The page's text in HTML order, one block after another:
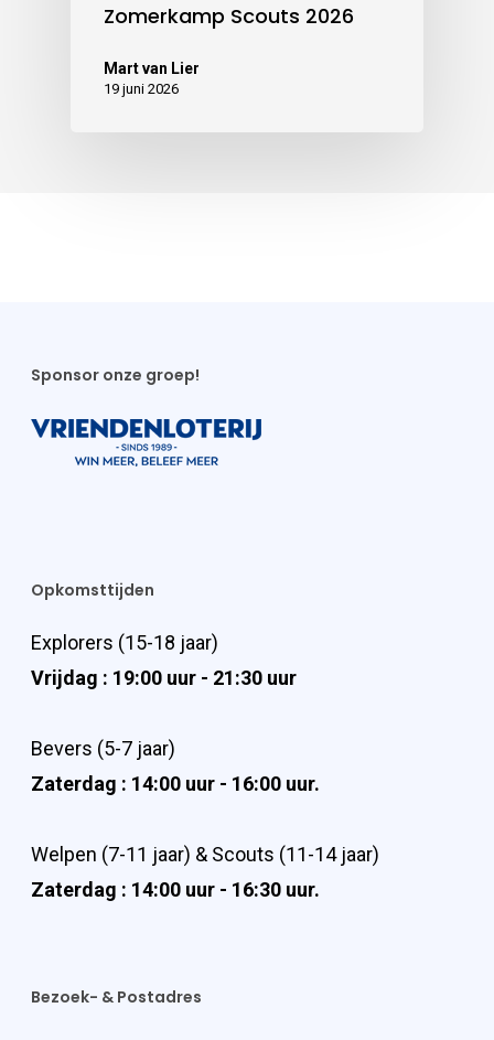
Zomerkamp Scouts 2026
Mart van Lier
19 juni 2026
Sponsor onze groep!
Opkomsttijden
Explorers (15-18 jaar)
Vrijdag : 19:00 uur - 21:30 uur
Bevers (5-7 jaar)
Zaterdag : 14:00 uur - 16:00 uur.
Welpen (7-11 jaar) & Scouts (11-14 jaar)
Zaterdag : 14:00 uur - 16:30 uur.
Bezoek- & Postadres